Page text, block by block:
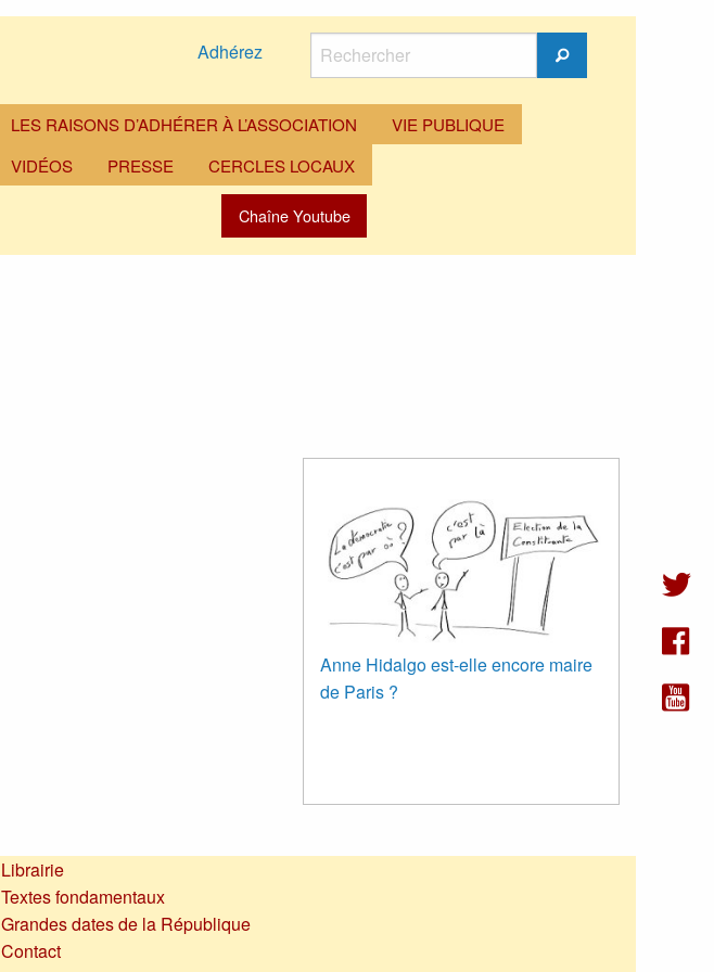
Adhérez
Rechercher
Rechercher
LES RAISONS D’ADHÉRER À L’ASSOCIATION
VIE PUBLIQUE
VIDÉOS
PRESSE CERCLES LOCAUX
Chaîne Youtube
Anne Hidalgo est-elle encore maire
de Paris ?
Librairie
Textes fondamentaux
Grandes dates de la République
Contact